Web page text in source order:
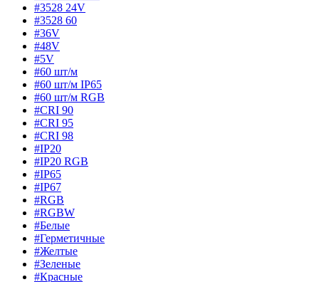
#3528 24V
#3528 60
#36V
#48V
#5V
#60 шт/м
#60 шт/м IP65
#60 шт/м RGB
#CRI 90
#CRI 95
#CRI 98
#IP20
#IP20 RGB
#IP65
#IP67
#RGB
#RGBW
#Белые
#Герметичные
#Желтые
#Зеленые
#Красные